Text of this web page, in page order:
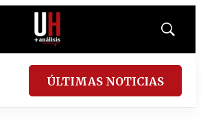
Mostrar
ÚLTIMAS NOTICIAS